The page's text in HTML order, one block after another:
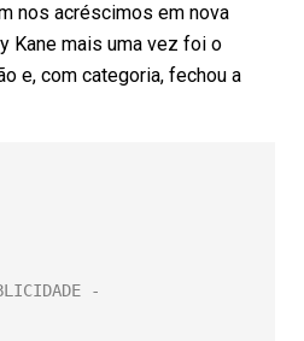
nos acréscimos em nova
Kane mais uma vez foi o
e, com categoria, fechou a